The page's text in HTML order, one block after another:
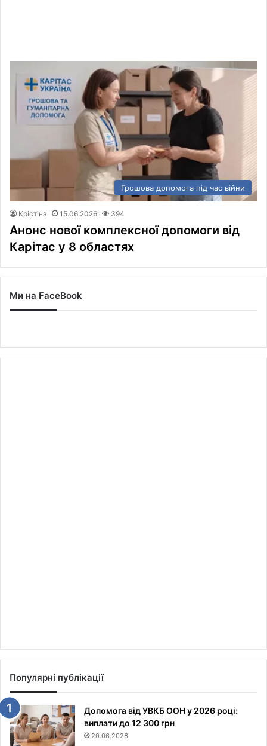
Грошова допомога під час війни
Крістіна 15.06.2026 394
Анонс нової комплексної допомоги від
Карітас у 8 областях
Ми на FaceBook
Популярні публікації
Допомога від УВКБ ООН у 2026 році:
виплати до 12 300 грн
20.06.2026